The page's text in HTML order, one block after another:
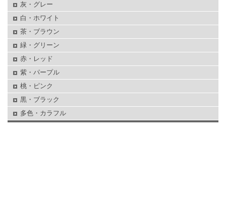
灰・グレー
白・ホワイト
茶・ブラウン
緑・グリーン
赤・レッド
紫・パープル
桃・ピンク
黒・ブラック
多色・カラフル